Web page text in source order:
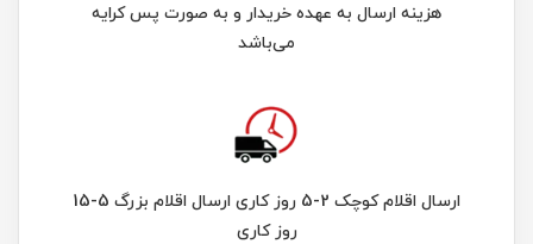
هزینه ارسال به عهده خریدار و به صورت پس کرایه
می‌باشد
ارسال اقلام کوچک 2-5 روز کاری ارسال اقلام بزرگ 5-15
روز کاری